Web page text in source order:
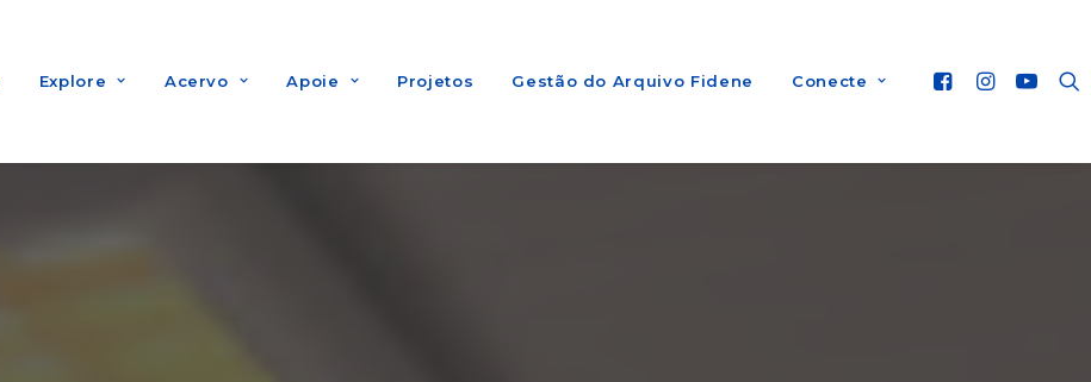
Explore Acervo Apoie Projetos Gestão do Arquivo Fidene Conecte